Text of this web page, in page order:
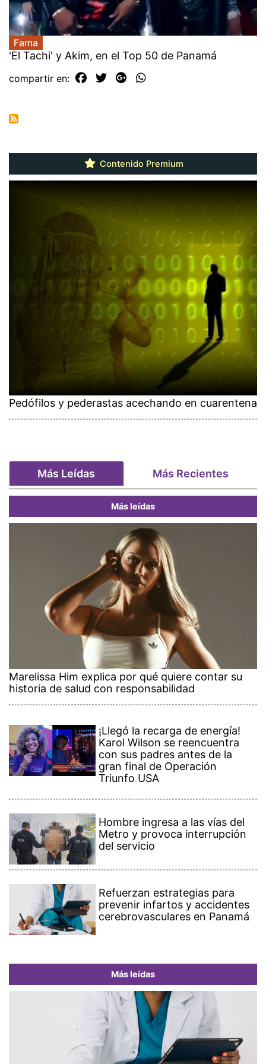
Fama
'El Tachi' y Akim, en el Top 50 de Panamá
compartir en:
Contenido Premium
Pedófilos y pederastas acechando en cuarentena
Más Leídas Más Recientes
Más leídas
Marelissa Him explica por qué quiere contar su
historia de salud con responsabilidad
¡Llegó la recarga de energía!
Karol Wilson se reencuentra
con sus padres antes de la
gran final de Operación
Triunfo USA
Hombre ingresa a las vías del
Metro y provoca interrupción
del servicio
Refuerzan estrategias para
prevenir infartos y accidentes
cerebrovasculares en Panamá
Más leídas